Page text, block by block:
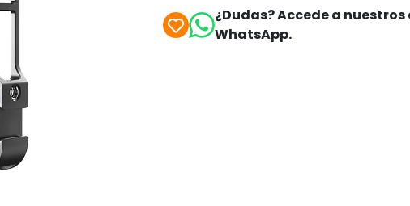
¿Dudas? Accede a
WhatsApp.